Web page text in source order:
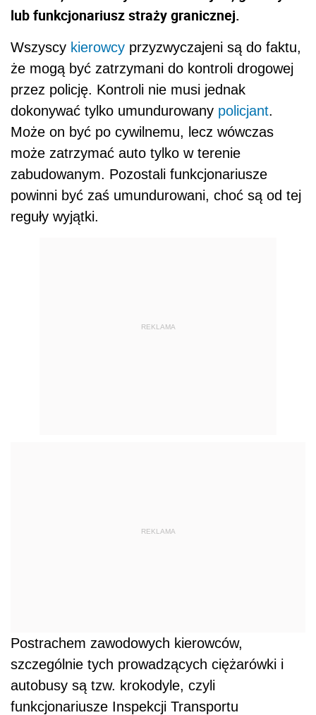
lub funkcjonariusz straży granicznej.
Wszyscy kierowcy przyzwyczajeni są do faktu,
że mogą być zatrzymani do kontroli drogowej
przez policję. Kontroli nie musi jednak
dokonywać tylko umundurowany policjant.
Może on być po cywilnemu, lecz wówczas
może zatrzymać auto tylko w terenie
zabudowanym. Pozostali funkcjonariusze
powinni być zaś umundurowani, choć są od tej
reguły wyjątki.
REKLAMA
REKLAMA
Postrachem zawodowych kierowców,
szczególnie tych prowadzących ciężarówki i
autobusy są tzw. krokodyle, czyli
funkcjonariusze Inspekcji Transportu